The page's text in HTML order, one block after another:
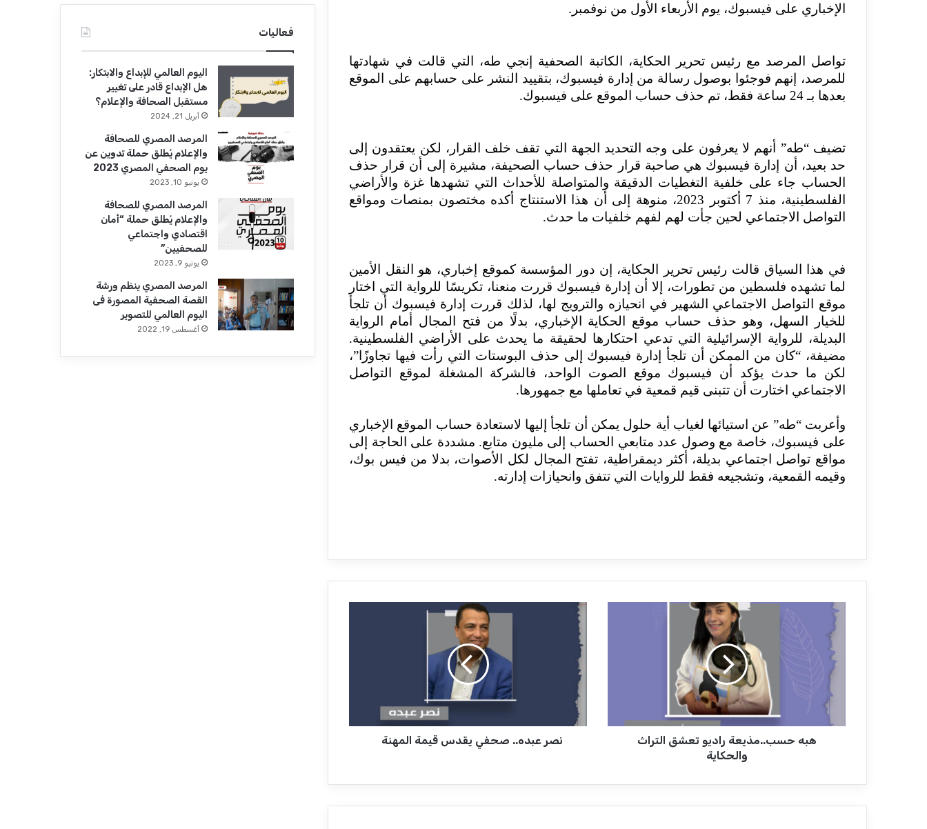
الإخباري على فيسبوك، يوم الأربعاء الأول من نوفمبر.
تواصل المرصد مع رئيس تحرير الحكاية، الكاتبة الصحفية إنجي طه، التي قالت في شهادتها
للمرصد، إنهم فوجئوا بوصول رسالة من إدارة فيسبوك، بتقييد النشر على حسابهم على الموقع
بعدها بـ 24 ساعة فقط، تم حذف حساب الموقع على فيسبوك.
تضيف “طه” أنهم لا يعرفون على وجه التحديد الجهة التي تقف خلف القرار، لكن يعتقدون إلى
حد بعيد، أن إدارة فيسبوك هي صاحبة قرار حذف حساب الصحيفة، مشيرة إلى أن قرار حذف
الحساب جاء على خلفية التغطيات الدقيقة والمتواصلة للأحداث التي تشهدها غزة والأراضي
الفلسطينية، منذ 7 أكتوبر 2023، منوهة إلى أن هذا الاستنتاج أكده مختصون بمنصات ومواقع
التواصل الاجتماعي لحين جأت لهم لفهم خلفيات ما حدث.
في هذا السياق قالت رئيس تحرير الحكاية، إن دور المؤسسة كموقع إخباري، هو النقل الأمين
لما تشهده فلسطين من تطورات، إلا أن إدارة فيسبوك قررت منعنا، تكريسًا للرواية التي اختار
موقع التواصل الاجتماعي الشهير في انحيازه والترويج لها، لذلك قررت إدارة فيسبوك أن تلجأ
للخيار السهل، وهو حذف حساب موقع الحكاية الإخباري، بدلًا من فتح المجال أمام الرواية
البديلة، للرواية الإسرائيلية التي تدعي احتكارها لحقيقة ما يحدث على الأراضي الفلسطينية.
مضيفة، “كان من الممكن أن تلجأ إدارة فيسبوك إلى حذف البوستات التي رأت فيها تجاوزًا”،
لكن ما حدث يؤكد أن فيسبوك موقع الصوت الواحد، فالشركة المشغلة لموقع التواصل
الاجتماعي اختارت أن تتبنى قيم قمعية في تعاملها مع جمهورها.
وأعربت “طه” عن استيائها لغياب أية حلول يمكن أن تلجأ إليها لاستعادة حساب الموقع الإخباري
على فيسبوك، خاصة مع وصول عدد متابعي الحساب إلى مليون متابع. مشددة على الحاجة إلى
مواقع تواصل اجتماعي بديلة، أكثر ديمقراطية، تفتح المجال لكل الأصوات، بدلا من فيس بوك،
وقيمه القمعية، وتشجيعه فقط للروايات التي تتفق وانحيازات إدارته.
م
ة
هبه حسب..مذيعة راديو تعشق التراث
والحكاية
ص
.
ي
نصر عبده.. صحفي يقدس قيمة المهنة
فعاليات
اليوم العالمي للإبداع والابتكار:
هل الإبداع قادر على تغيير
مستقبل الصحافة والإعلام؟
أبريل 21, 2024
المرصد المصري للصحافة
والإعلام يُطلق حملة تدوين عن
يوم الصحفي المصري 2023
يونيو 10, 2023
المرصد المصري للصحافة
والإعلام يُطلق حملة “أمان
اقتصادي واجتماعي
للصحفيين”
يونيو 9, 2023
المرصد المصري ينظم ورشة
القصة الصحفية المصورة فى
اليوم العالمي للتصوير
أغسطس 19, 2022